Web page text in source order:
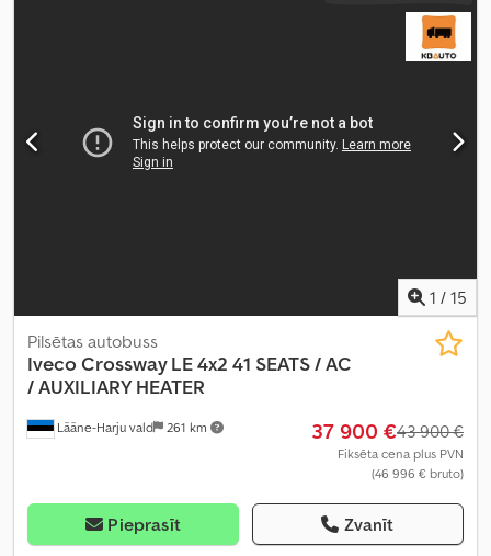
1 / 15
Lääne-Harju vald 261 km
Pilsētas autobuss
IvecoCrossway LE 4x2 41 SEATS / AC
/ AUXILIARY HEATER
37 900 €43 900 €
Fiksēta cena plus PVN
(46 996 € bruto)
Pieprasīt Zvanīt